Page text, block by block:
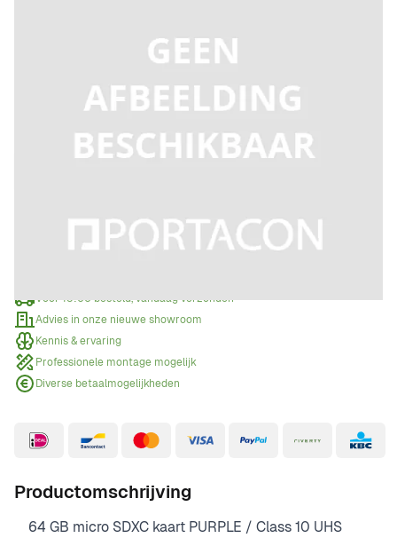
Incl. BTW
€ 35,91
Offerte aanvragen
Wanneer een offerte aanvragen?
Voor 15:00 besteld, vandaag verzonden
Advies in onze nieuwe showroom
Kennis & ervaring
Professionele montage mogelijk
Diverse betaalmogelijkheden
Productomschrijving
64 GB micro SDXC kaart PURPLE / Class 10 UHS